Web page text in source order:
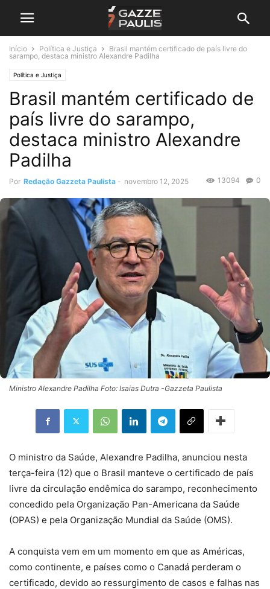
Início Política e Justiça
Brasil mantém certificado de país livre do
sarampo, destaca ministro Alexandre Padilha
Política e Justiça
Brasil mantém certificado de
país livre do sarampo,
destaca ministro Alexandre
Padilha
Por Redação Gazzeta Paulista - novembro 12, 2025 0
13094
Ministro Alexandre Padilha Foto: Isaias Dutra -Gazzeta Paulista
O ministro da Saúde, Alexandre Padilha, anunciou nesta
terça-feira (12) que o Brasil manteve o certificado de país
livre da circulação endêmica do sarampo, reconhecimento
concedido pela Organização Pan-Americana da Saúde
(OPAS) e pela Organização Mundial da Saúde (OMS).
A conquista vem em um momento em que as Américas,
como continente, e países como o Canadá perderam o
certificado, devido ao ressurgimento de casos e falhas nas